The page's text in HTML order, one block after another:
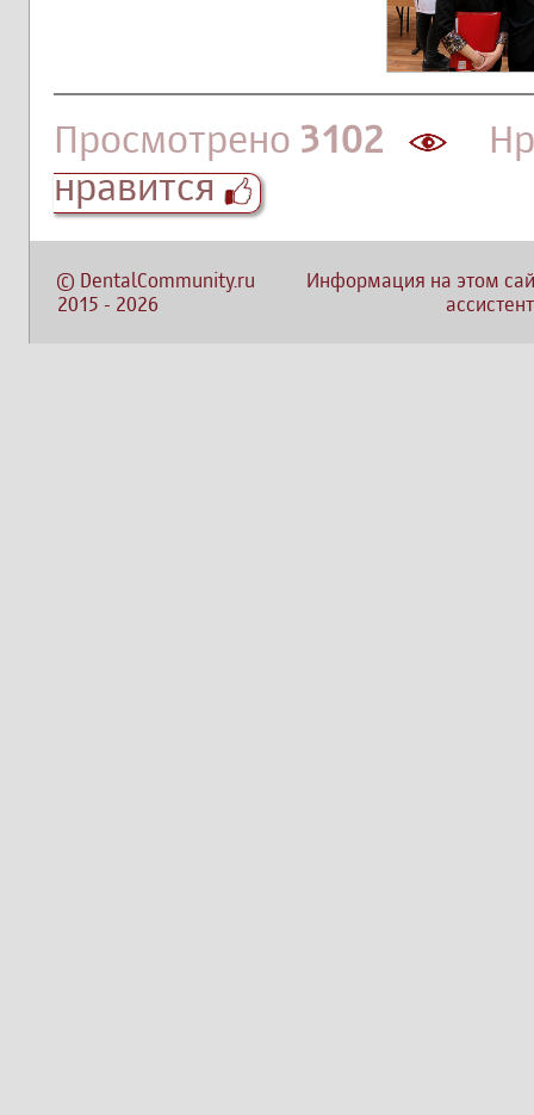
Просмотрено 3102
нравится
© DentalCommunity.ru
2015 - 2026
Информация на этом